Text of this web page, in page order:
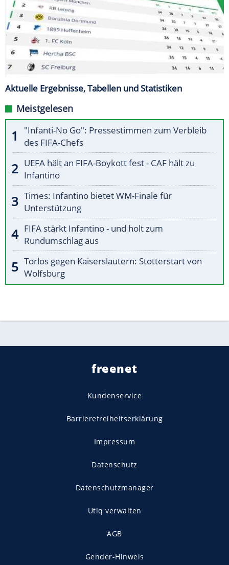
Aktuelle Ergebnisse, Tabellen und Statistiken
Meistgelesen
"Infanti-No Go": Pressestimmen zum Verbleib
des FIFA-Chefs
UEFA hält an FIFA-Boykott fest - CAF hält zu
Infantino
Times: Infantino bietet WM-Finale für
Unterstützung
FIFA stärkt Infantino - und holt zum
Rundumschlag aus
Torlos gegen Kaiserslautern: Stotterstart von
Wolfsburg
freenet
Kundenservice
Barrierefreiheitserklärung
Impressum
Datenschutz
Datenschutzmanager
Utiq verwalten
AGB
Gender-Hinweis